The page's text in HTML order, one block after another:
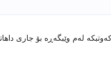
لەم وێبگەڕە بۆ جاری